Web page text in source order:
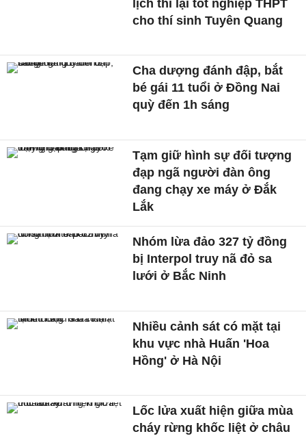
lịch thi lại tốt nghiệp THPT
cho thí sinh Tuyên Quang
Cha dượng đánh đập, bắt
bé gái 11 tuổi ở Đồng Nai
quỳ đến 1h sáng
Tạm giữ hình sự đối tượng
đạp ngã người đàn ông
đang chạy xe máy ở Đắk
Lắk
Nhóm lừa đảo 327 tỷ đồng
bị Interpol truy nã đỏ sa
lưới ở Bắc Ninh
Nhiều cảnh sát có mặt tại
khu vực nhà Huấn 'Hoa
Hồng' ở Hà Nội
Lốc lửa xuất hiện giữa mùa
cháy rừng khốc liệt ở châu